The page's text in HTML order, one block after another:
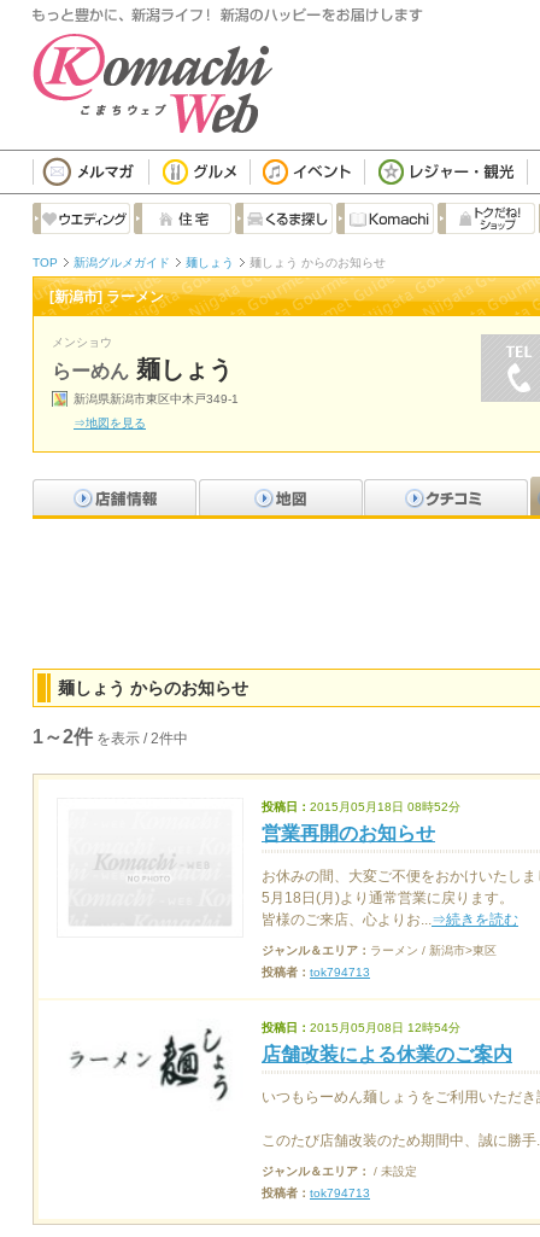
TOP 新潟グルメガイド 麺しょう 麺しょう からのお知らせ
[新潟市] ラーメン
メンショウ
らーめん 麺しょう
新潟県新潟市東区中木戸349-1
⇒地図を見る
麺しょう からのお知らせ
1～2件 を表示 / 2件中
投稿日： 2015月05月18日 08時52分
営業再開のお知らせ
お休みの間、大変ご不便をおかけいたしま
5月18日(月)より通常営業に戻ります。
皆様のご来店、心よりお...⇒続きを読む
ジャンル＆エリア： ラーメン / 新潟市>東区
投稿者： tok794713
投稿日： 2015月05月08日 12時54分
店舗改装による休業のご案内
いつもらーめん麺しょうをご利用いただ
このたび店舗改装のため期間中、誠に勝手
ジャンル＆エリア：
/ 未設定
投稿者： tok794713